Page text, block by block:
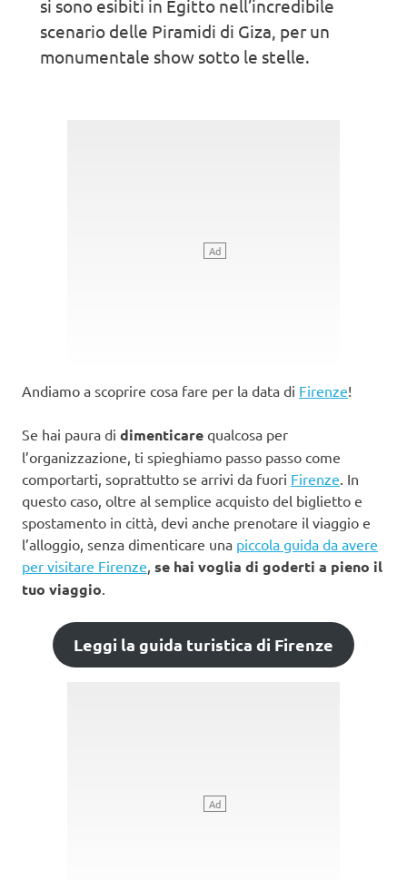
si sono esibiti in Egitto nell’incredibile
scenario delle Piramidi di Giza, per un
monumentale show sotto le stelle.
Andiamo a scoprire cosa fare per la data di Firenze!
Se hai paura di dimenticare qualcosa per
l’organizzazione, ti spieghiamo passo passo come
comportarti, soprattutto se arrivi da fuori Firenze. In
questo caso, oltre al semplice acquisto del biglietto e
spostamento in città, devi anche prenotare il viaggio e
l’alloggio, senza dimenticare una piccola guida da avere
per visitare Firenze, se hai voglia di goderti a pieno il
tuo viaggio.
Leggi la guida turistica di Firenze